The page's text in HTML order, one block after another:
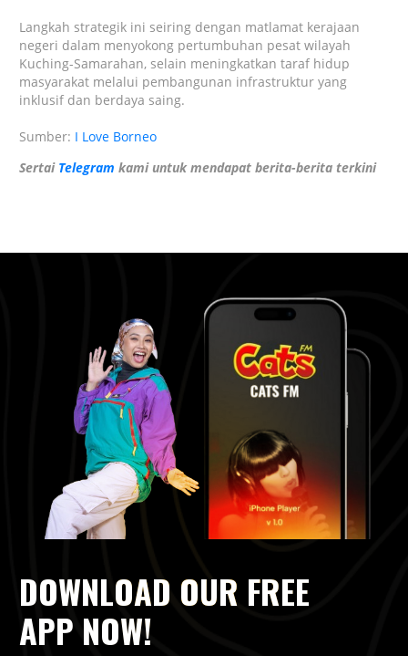
Langkah strategik ini seiring dengan matlamat kerajaan
negeri dalam menyokong pertumbuhan pesat wilayah
Kuching-Samarahan, selain meningkatkan taraf hidup
masyarakat melalui pembangunan infrastruktur yang
inklusif dan berdaya saing.
Sumber: I Love Borneo
Sertai Telegram kami untuk mendapat berita-berita terkini
DOWNLOAD OUR FREE
APP NOW!